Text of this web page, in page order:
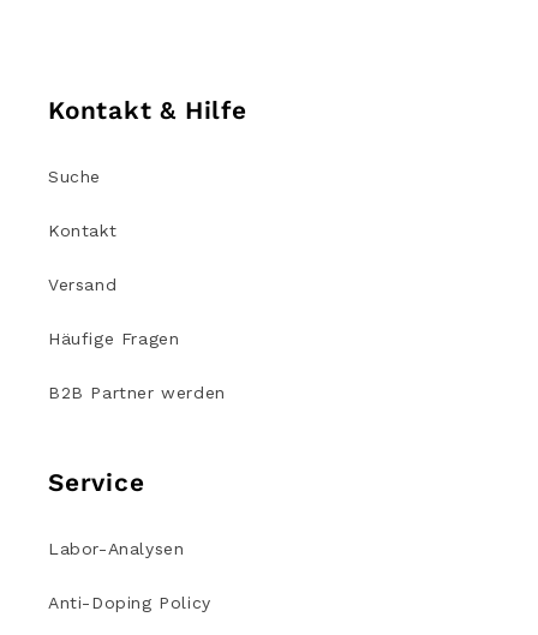
Kontakt & Hilfe
Suche
Kontakt
Versand
Häufige Fragen
B2B Partner werden
Service
Labor-Analysen
Anti-Doping Policy